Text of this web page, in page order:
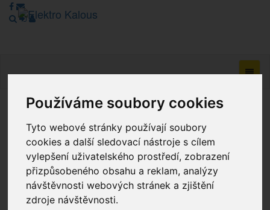
Používáme soubory cookies
Tyto webové stránky používají soubory
cookies a další sledovací nástroje s cílem
vylepšení uživatelského prostředí, zobrazení
přizpůsobeného obsahu a reklam, analýzy
návštěvnosti webových stránek a zjištění
zdroje návštěvnosti.
režimu Katalogu. Objednávky on-line nyní nelze vyřídit.
Děkujeme za pochopení.
Výprodej